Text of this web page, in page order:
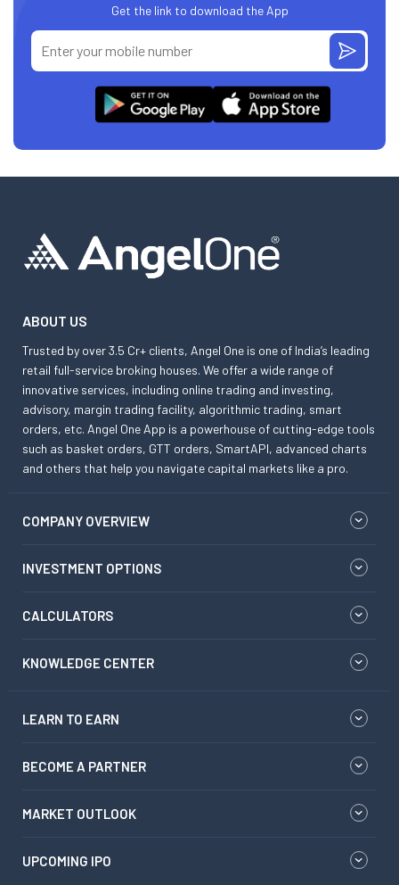
Get the link to download the App
ABOUT US
Trusted by over 3.5 Cr+ clients, Angel One is one of India’s leading
retail full-service broking houses. We offer a wide range of
innovative services, including online trading and investing,
advisory, margin trading facility, algorithmic trading, smart
orders, etc. Angel One App is a powerhouse of cutting-edge tools
such as basket orders, GTT orders, SmartAPI, advanced charts
and others that help you navigate capital markets like a pro.
COMPANY OVERVIEW
INVESTMENT OPTIONS
CALCULATORS
KNOWLEDGE CENTER
LEARN TO EARN
BECOME A PARTNER
MARKET OUTLOOK
UPCOMING IPO